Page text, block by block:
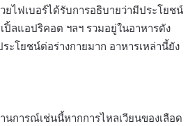
ยไฟเบอร์ได้รับการอธิบายว่ามีประโยชน์
ปิ้ลแอปริคอต ฯลฯ รวมอยู่ในอาหารดัง
ะโยชน์ต่อร่างกายมาก อาหารเหล่านี้ยัง
นการณ์เช่นนี้หากการไหลเวียนของเลือด